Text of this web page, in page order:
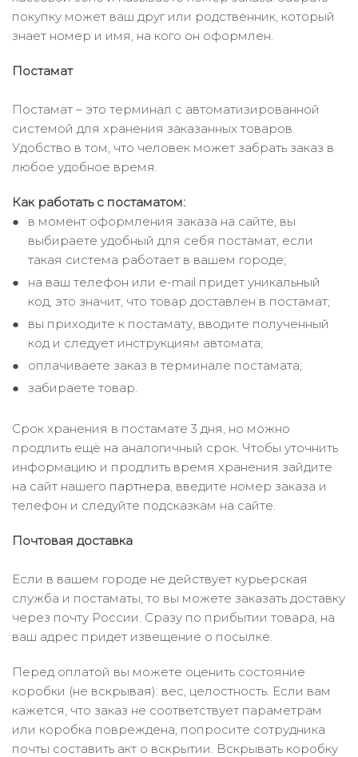
покупку может ваш друг или родственник, который
знает номер и имя, на кого он оформлен.
Постамат
Постамат – это терминал с автоматизированной
системой для хранения заказанных товаров.
Удобство в том, что человек может забрать заказ в
любое удобное время.
Как работать с постаматом:
в момент оформления заказа на сайте, вы
выбираете удобный для себя постамат, если
такая система работает в вашем городе;
на ваш телефон или e-mail придет уникальный
код, это значит, что товар доставлен в постамат;
вы приходите к постамату, вводите полученный
код и следует инструкциям автомата;
оплачиваете заказ в терминале постамата;
забираете товар.
Срок хранения в постамате 3 дня, но можно
продлить ещё на аналогичный срок. Чтобы уточнить
информацию и продлить время хранения зайдите
на сайт нашего партнера, введите номер заказа и
телефон и следуйте подсказкам на сайте.
Почтовая доставка
Если в вашем городе не действует курьерская
служба и постаматы, то вы можете заказать доставку
через почту России. Сразу по прибытии товара, на
ваш адрес придет извещение о посылке.
Перед оплатой вы можете оценить состояние
коробки (не вскрывая): вес, целостность. Если вам
кажется, что заказ не соответствует параметрам
или коробка повреждена, попросите сотрудника
почты составить акт о вскрытии. Вскрывать коробку